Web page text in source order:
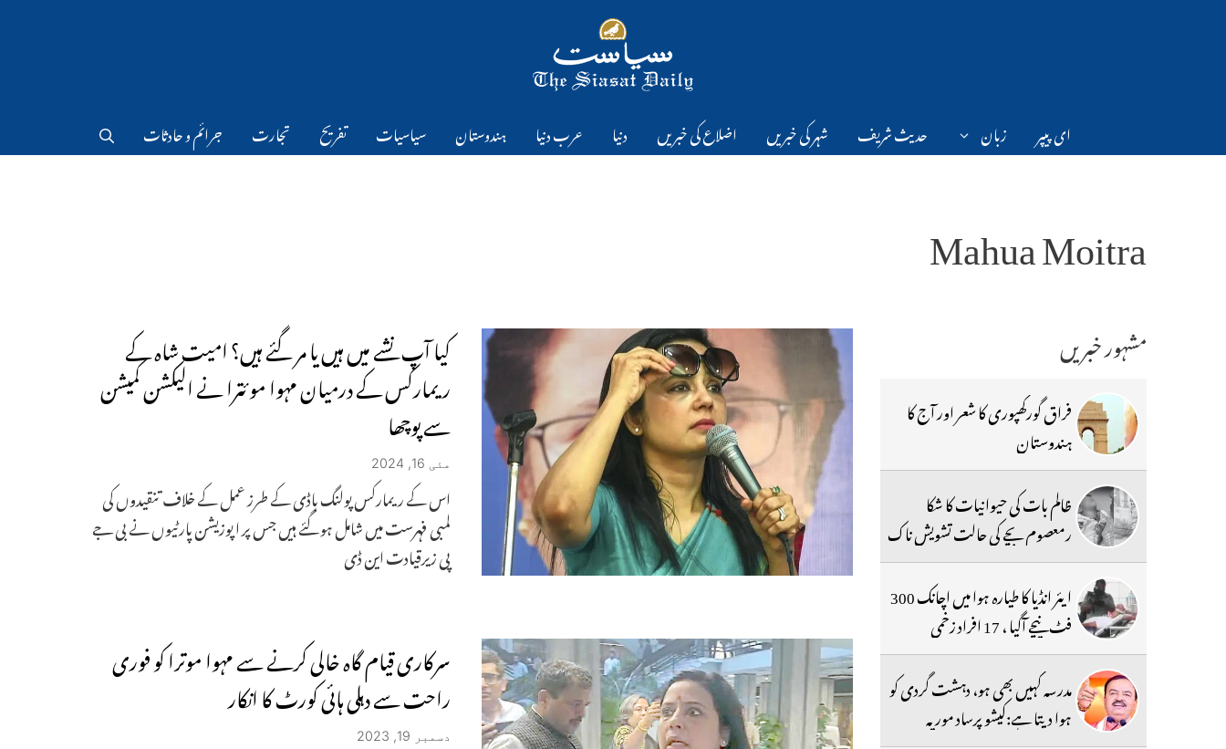
ای پیپر زبان حدیث شریف شہر کی خبریں اضلاع کی خبریں دنیا عرب دنیا ہندوستان سیاسیات تفریح تجارت جرائم و حادثات
Mahua Moitra
کیا آپ نشے میں ہیں یا مر گئے ہیں؟ امیت شاہ کے
ریمارکس کے درمیان مہوا موئترا نے الیکشن کمیشن
سے پوچھا
مئی 16, 2024
اس کے ریمارکس پولنگ باڈی کے طرز عمل کے خلاف تنقیدوں کی
لمبی فہرست میں شامل ہو گئے ہیں جس پر اپوزیشن پارٹیوں نے بی جے
پی زیرقیادت این ڈی
سرکاری قیام گاہ خالی کرنے سے مہوا موترا کو فوری
راحت سے دہلی ہائی کورٹ کا انکار
دسمبر 19, 2023
مشہور خبریں
فراق گورکھپوری کا شعر اور آج کا
ہندوستان
ظالم بات کی حیوانیات کا شکا
رمعصوم بچے کی حالت تشویش ناک
ایئر انڈیا کا طیارہ ہوا میں اچانک 300
فٹ نیچے آگیا ، 17 افراد زخمی
مدرسہ کہیں بھی ہو، دہشت گردی کو
ہوا دیتا ہے:کیشو پرساد موریہ